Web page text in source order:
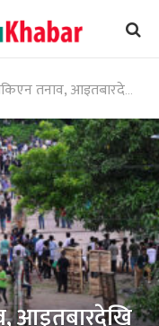
राष्ट्रव्यापी नागरिक अवज्ञाको आह्वान